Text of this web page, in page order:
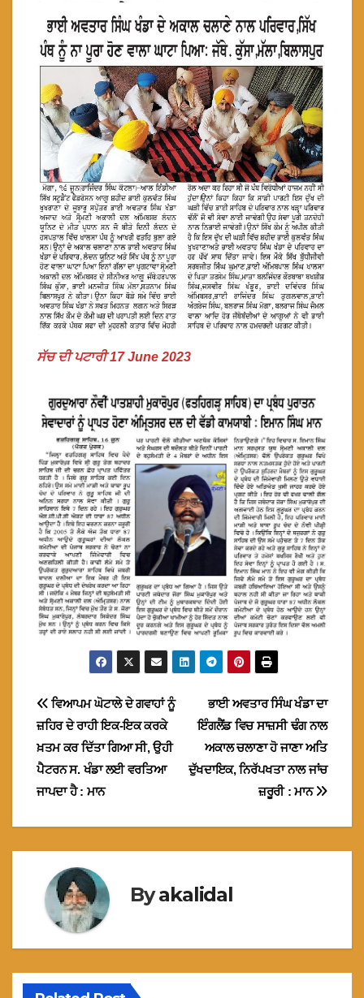
ਸੱਚ ਦੀ ਪਟਾਰੀ 17 June 2023
Post
navigation
ਭਾਈ ਅਵਤਾਰ ਸਿੰਘ ਖੰਡਾ ਦਾ
ਇੰਗਲੈਂਡ ਵਿਚ ਸਾਜ਼ਸੀ ਢੰਗ ਨਾਲ
ਅਕਾਲ ਚਲਾਣਾ ਹੋ ਜਾਣਾ ਅਤਿ
ਦੁੱਖਦਾਇਕ, ਨਿਰੱਪਖਤਾ ਨਾਲ ਜਾਂਚ
ਜ਼ਰੂਰੀ : ਮਾਨ
ਵਿਆਪਮ ਘੋਟਾਲੇ ਦੇ ਗਵਾਹਾਂ ਨੂੰ
ਜ਼ਹਿਰ ਦੇ ਰਾਹੀ ਇਕ-ਇਕ ਕਰਕੇ
ਖ਼ਤਮ ਕਰ ਦਿੱਤਾ ਗਿਆ ਸੀ, ਉਹੀ
ਪੈਟਰਨ ਸ. ਖੰਡਾ ਲਈ ਵਰਤਿਆ
ਜਾਪਦਾ ਹੈ : ਮਾਨ
Byakalidal